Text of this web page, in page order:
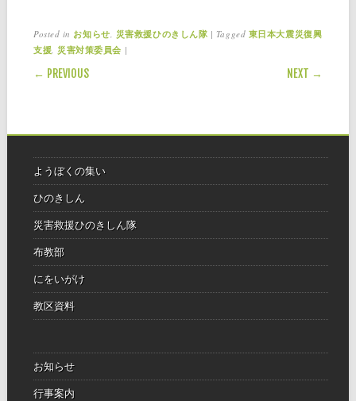
Posted in お知らせ 災害救援ひのきしん隊 | Tagged 東日本大震災復興
支援
災害対策委員会 |
POST NAVIGATION
← PREVIOUS NEXT →
ようぼくの集い
ひのきしん
災害救援ひのきしん隊
布教部
にをいがけ
教区資料
お知らせ
行事案内